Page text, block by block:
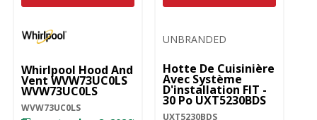
Whirlpool Hood And
Vent WVW73UC0LS
WVW73UC0LS
WVW73UC0LS
UNBRANDED
Hotte De Cuisinière
Avec Système
D'installation FIT -
30 Po UXT5230BDS
UXT5230BDS